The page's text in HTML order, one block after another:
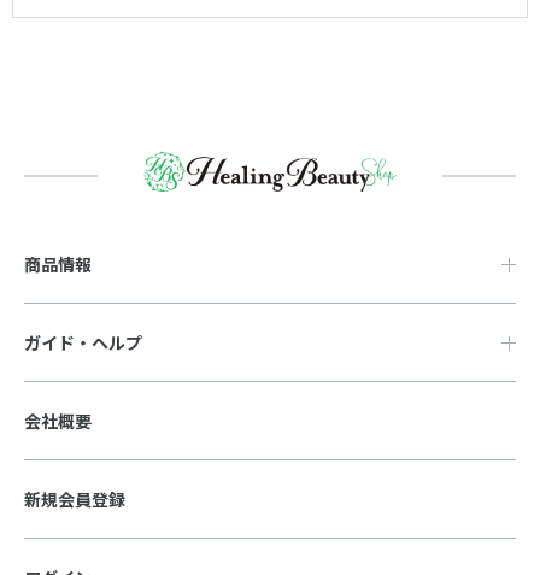
商品情報
ガイド・ヘルプ
会社概要
新規会員登録